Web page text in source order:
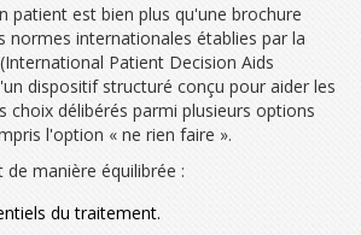
patient est bien plus qu'une brochure
normes internationales établies par la
(International Patient Decision Aids
dispositif structuré conçu pour aider les
choix délibérés parmi plusieurs options
l'option « ne rien faire ».
manière équilibrée :
du traitement.